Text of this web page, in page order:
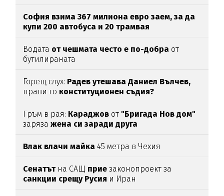
София взима 367 милиона евро заем, за да
купи 200 автобуса и 20 трамвая
Водата от чешмата често е по-добра от
бутилираната
Горещ слух: Радев утешава Даниел Вълчев,
прави го конституционен съдия?
Гръм в рая: Караджов от "Бригада Нов дом"
зарязажена си заради друга
Влак влачи майка 45 метра в Чехия
Сенатътна САЩ прие законопроект за
санкции срещу Русия и Иран